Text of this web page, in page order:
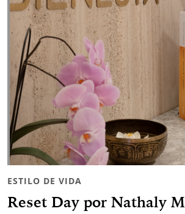
ESTILO DE VIDA
Reset Day por Nathaly